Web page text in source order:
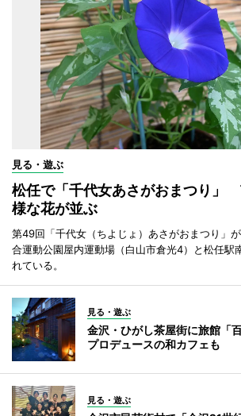
見る・遊ぶ
松任で「千代女あさがおまつり」
様な花が並ぶ
第49回「千代女（ちよじょ）あさがおまつり」
合運動公園屋内運動場（白山市倉光4）と松任駅
れている。
見る・遊ぶ
金沢・ひがし茶屋街に旅館「
プロデュースの和カフェも
見る・遊ぶ